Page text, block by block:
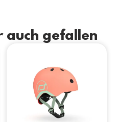
auch gefallen